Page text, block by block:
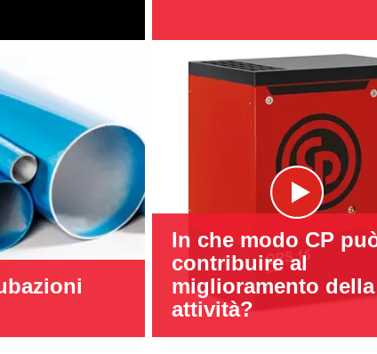
In che modo CP
contribuire al
miglioramento
attività?